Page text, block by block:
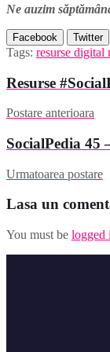
Ne auzim
Facebook Twitter
Tags: resurse digital
Resurse
Postare anterioara
SocialPedia 45
Urmatoarea postare
Lasa un
You must be logged